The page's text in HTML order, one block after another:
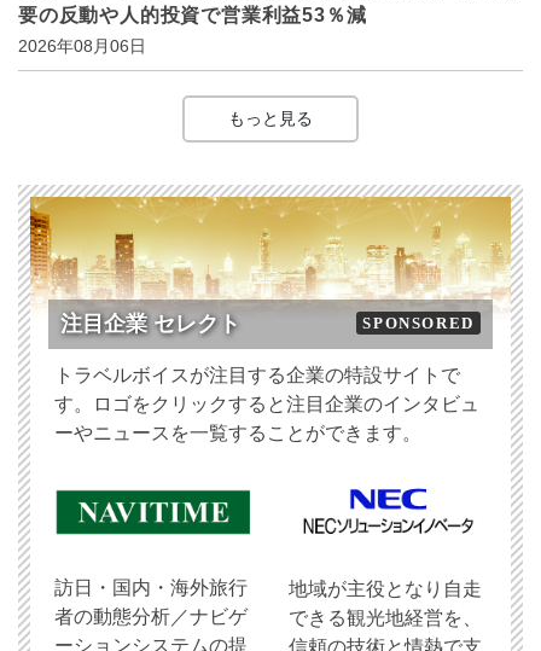
要の反動や人的投資で営業利益53％減
2026年08月06日
もっと見る
注目企業 セレクト SPONSORED
トラベルボイスが注目する企業の特設サイトで
す。ロゴをクリックすると注目企業のインタビュ
ーやニュースを一覧することができます。
訪日・国内・海外旅行
者の動態分析／ナビゲ
ーションシステムの提
地域が主役となり自走
できる観光地経営を、
信頼の技術と情熱で支